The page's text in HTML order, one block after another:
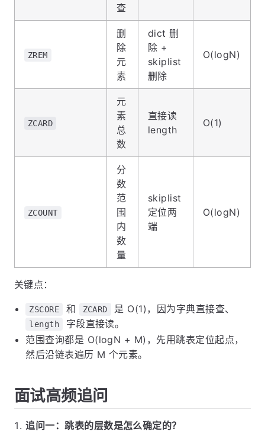
查
ZREM
删
除
元
素
dict 删
除 +
skiplist
删除
O(logN)
ZCARD
元
素
总
数
直接读
length
O(1)
ZCOUNT
分
数
范
围
内
数
量
skiplist
定位两
端
O(logN)
关键点：
ZSCORE 和 ZCARD 是 O(1)，因为字典直接查、
length
字段直接读。
范围查询都是 O(logN + M)，先用跳表定位起点，
然后沿链表遍历 M 个元素。
面试高频追问
追问一：跳表的层数是怎么确定的？